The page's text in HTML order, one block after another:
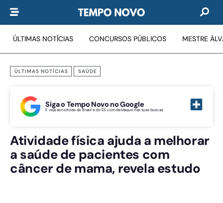
ÚLTIMAS NOTÍCIAS CONCURSOS PÚBLICOS MESTRE
ÚLTIMAS NOTÍCIAS SAÚDE
Siga o Tempo Novo no Google
E veja as notícias do Brasil e do ES com destaque nas suas buscas
Atividade física ajuda a melhorar
a saúde de pacientes com
câncer de mama, revela estudo